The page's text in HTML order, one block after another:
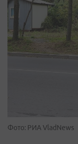
Фото: РИА VladNews